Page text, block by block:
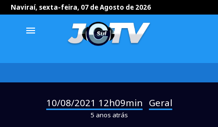
Naviraí, sexta-feira, 07 de Agosto de 2026
menu
10/08/2021 12h09min Geral
5 anos atrás